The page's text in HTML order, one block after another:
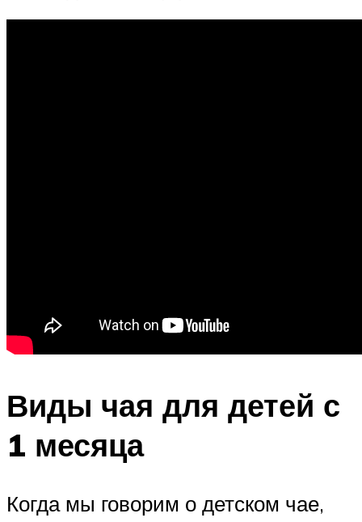
Виды чая для детей с
1 месяца
Когда мы говорим о детском чае,